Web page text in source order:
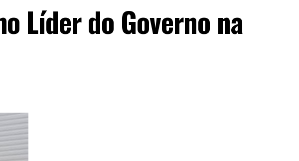
Líder do Governo na